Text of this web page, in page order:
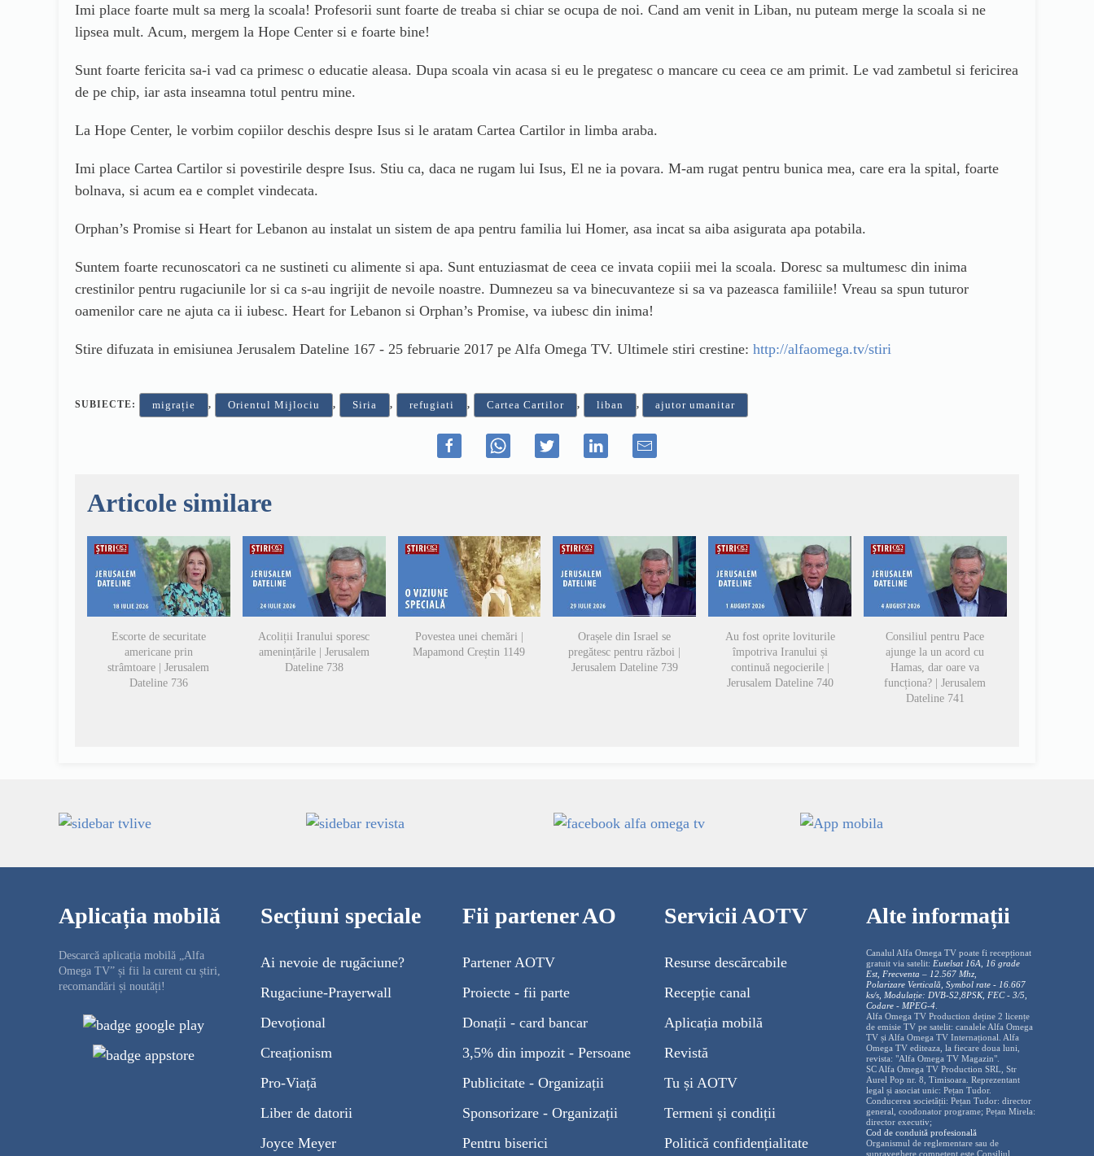
Imi place foarte mult sa merg la scoala! Profesorii sunt foarte de treaba si chiar se ocupa de noi. Cand am venit in Liban, nu puteam merge la scoala si ne
lipsea mult. Acum, mergem la Hope Center si e foarte bine!
Sunt foarte fericita sa-i vad ca primesc o educatie aleasa. Dupa scoala vin acasa si eu le pregatesc o mancare cu ceea ce am primit. Le vad zambetul si fericirea
de pe chip, iar asta inseamna totul pentru mine.
La Hope Center, le vorbim copiilor deschis despre Isus si le aratam Cartea Cartilor in limba araba.
Imi place Cartea Cartilor si povestirile despre Isus. Stiu ca, daca ne rugam lui Isus, El ne ia povara. M-am rugat pentru bunica mea, care era la spital, foarte
bolnava, si acum ea e complet vindecata.
Orphan’s Promise si Heart for Lebanon au instalat un sistem de apa pentru familia lui Homer, asa incat sa aiba asigurata apa potabila.
Suntem foarte recunoscatori ca ne sustineti cu alimente si apa. Sunt entuziasmat de ceea ce invata copiii mei la scoala. Doresc sa multumesc din inima
crestinilor pentru rugaciunile lor si ca s-au ingrijit de nevoile noastre. Dumnezeu sa va binecuvanteze si sa va pazeasca familiile! Vreau sa spun tuturor
oamenilor care ne ajuta ca ii iubesc. Heart for Lebanon si Orphan’s Promise, va iubesc din inima!
Stire difuzata in emisiunea Jerusalem Dateline 167 - 25 februarie 2017 pe Alfa Omega TV. Ultimele stiri crestine: http://alfaomega.tv/stiri
SUBIECTE: migrație , Orientul Mijlociu , Siria , refugiati , Cartea Cartilor , liban , ajutor umanitar
Articole similare
Escorte de securitate
americane prin
strâmtoare | Jerusalem
Dateline 736
Acoliții Iranului sporesc
amenințările | Jerusalem
Dateline 738
Povestea unei chemări |
Mapamond Creștin 1149
Orașele din Israel se
pregătesc pentru război |
Jerusalem Dateline 739
Au fost oprite loviturile
împotriva Iranului și
continuă negocierile |
Jerusalem Dateline 740
Consiliul pentru Pace
ajunge la un acord cu
Hamas, dar oare va
funcționa? | Jerusalem
Dateline 741
Aplicația mobilă
Descarcă aplicația mobilă „Alfa
Omega TV” și fii la curent cu știri,
recomandări și noutăți!
Secțiuni speciale
Ai nevoie de rugăciune?
Rugaciune-Prayerwall
Devoțional
Creaționism
Pro-Viață
Liber de datorii
Joyce Meyer
Fii partener AO
Partener AOTV
Proiecte - fii parte
Donații - card bancar
3,5% din impozit - Persoane
Publicitate - Organizații
Sponsorizare - Organizații
Pentru biserici
Servicii AOTV
Resurse descărcabile
Recepție canal
Aplicația mobilă
Revistă
Tu și AOTV
Termeni și condiții
Politică confidențialitate
Alte informații
Canalul Alfa Omega TV poate fi recepționat
gratuit via satelit: Eutelsat 16A, 16 grade
Est, Frecventa – 12.567 Mhz,
Polarizare Verticală, Symbol rate - 16.667
ks/s, Modulație: DVB-S2,8PSK, FEC - 3/5,
Codare - MPEG-4.
Alfa Omega TV Production deține 2 licențe
de emisie TV pe satelit: canalele Alfa Omega
TV și Alfa Omega TV Internațional. Alfa
Omega TV editeaza, la fiecare doua luni,
revista: "Alfa Omega TV Magazin".
SC Alfa Omega TV Production SRL, Str
Aurel Pop nr. 8, Timisoara. Reprezentant
legal și asociat unic: Pețan Tudor.
Conducerea societății: Pețan Tudor: director
general, coodonator programe; Pețan Mirela:
director executiv;
Cod de conduită profesională
Organismul de reglementare sau de
supraveghere competent este Consiliul